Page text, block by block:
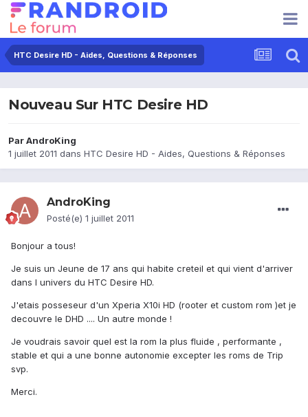
HTC Desire HD - Aides, Questions & Réponses
Nouveau Sur HTC Desire HD
ParAndroKing
1 juillet 2011 dans HTC Desire HD - Aides, Questions & Réponses
AndroKing
Posté(e) 1 juillet 2011
Bonjour a tous!
Je suis un Jeune de 17 ans qui habite creteil et qui vient d'arriver
dans l univers du HTC Desire HD.
J'etais posseseur d'un Xperia X10i HD (rooter et custom rom )et je
decouvre le DHD .... Un autre monde !
Je voudrais savoir quel est la rom la plus fluide , performante ,
stable et qui a une bonne autonomie excepter les roms de Trip
svp.
Merci.